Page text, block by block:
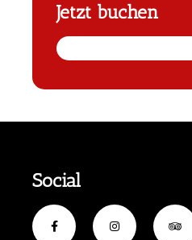
Jetzt buchen
Social